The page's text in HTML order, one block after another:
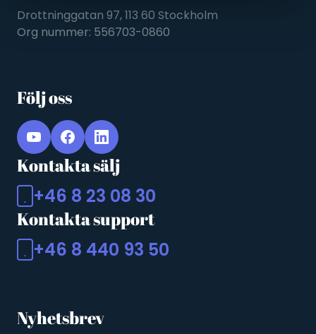
Drottninggatan 97, 113 60 Stockholm
Org nummer: 556703-0860
Kontakta sälj
+46 8 23 08 30
Kontakta support
+46 8 440 93 50
Följ oss
Nyhetsbrev